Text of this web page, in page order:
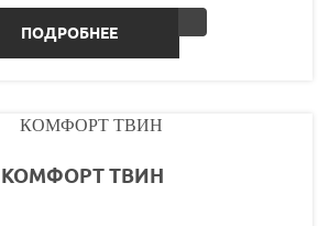
ПОДРОБНЕЕ
КОМФОРТ ТВИН